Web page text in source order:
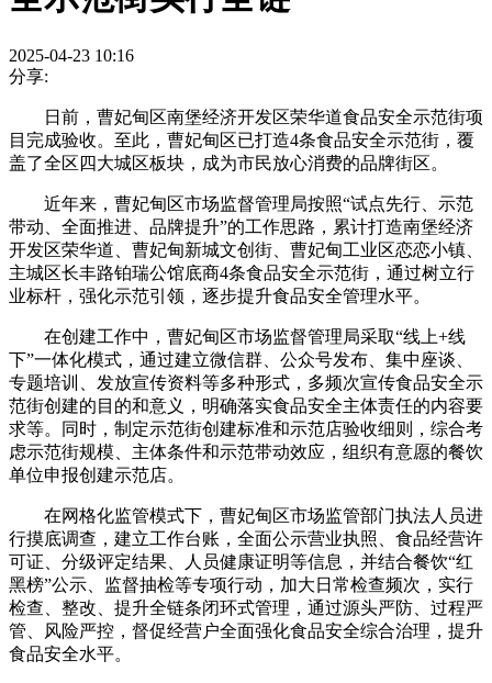
2025-04-23 10:16
分享:
日前，曹妃甸区南堡经济开发区荣华道食品安全示范街项
目完成验收。至此，曹妃甸区已打造4条食品安全示范街，覆
盖了全区四大城区板块，成为市民放心消费的品牌街区。
近年来，曹妃甸区市场监督管理局按照“试点先行、示范
带动、全面推进、品牌提升”的工作思路，累计打造南堡经济
开发区荣华道、曹妃甸新城文创街、曹妃甸工业区恋恋小镇、
主城区长丰路铂瑞公馆底商4条食品安全示范街，通过树立行
业标杆，强化示范引领，逐步提升食品安全管理水平。
在创建工作中，曹妃甸区市场监督管理局采取“线上+线
下”一体化模式，通过建立微信群、公众号发布、集中座谈、
专题培训、发放宣传资料等多种形式，多频次宣传食品安全示
范街创建的目的和意义，明确落实食品安全主体责任的内容要
求等。同时，制定示范街创建标准和示范店验收细则，综合考
虑示范街规模、主体条件和示范带动效应，组织有意愿的餐饮
单位申报创建示范店。
在网格化监管模式下，曹妃甸区市场监管部门执法人员进
行摸底调查，建立工作台账，全面公示营业执照、食品经营许
可证、分级评定结果、人员健康证明等信息，并结合餐饮“红
黑榜”公示、监督抽检等专项行动，加大日常检查频次，实行
检查、整改、提升全链条闭环式管理，通过源头严防、过程严
管、风险严控，督促经营户全面强化食品安全综合治理，提升
食品安全水平。